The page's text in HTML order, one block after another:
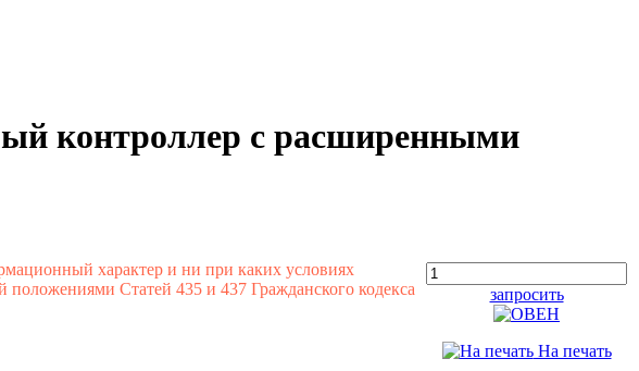
контроллер с расширенными
характер и ни при каких условиях
Статей 435 и 437 Гражданского кодекса
запросить
На печать